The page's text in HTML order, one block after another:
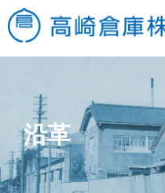
沿革